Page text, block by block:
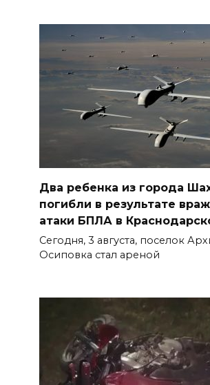
Два ребенка из города
погибли в результате
атаки БПЛА в
Сегодня, 3 августа, поселок
Осиповка стал ареной